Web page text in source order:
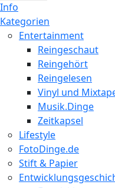
Info
Kategorien
Entertainment
Reingeschaut
Reingehört
Reingelesen
Vinyl und
Musik.Dinge
Zeitkapsel
Lifestyle
FotoDinge.de
Stift & Papier